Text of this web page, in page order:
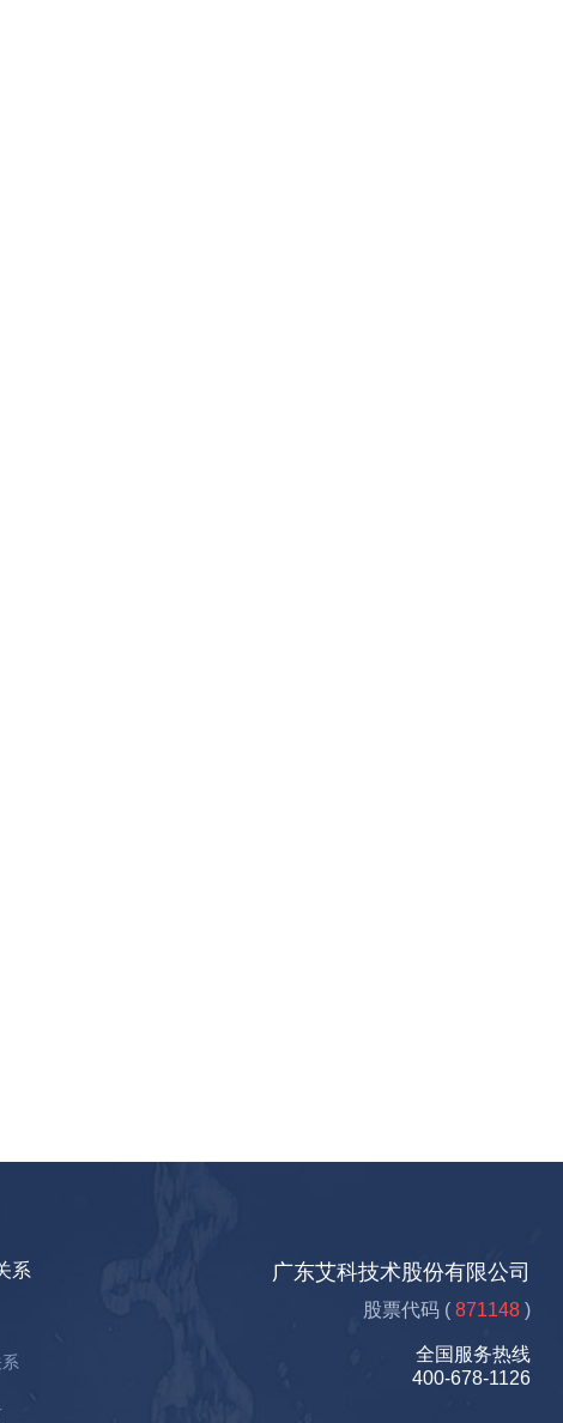
系 广东艾科技术股份有限公司
股票代码 (871148 )
全国服务热线
400-678-1126